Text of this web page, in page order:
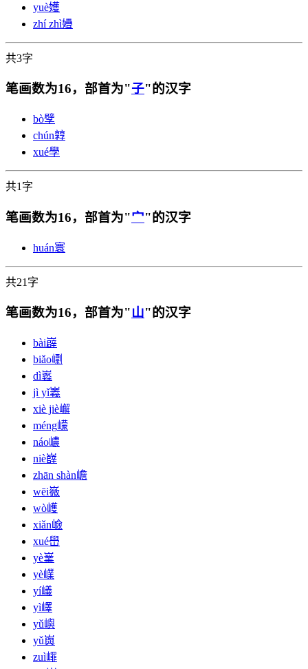
yuè嬳
zhí zhì㜼
共3字
笔画数为16，部首为"子"的汉字
bò孹
chún㝇
xué學
共1字
笔画数为16，部首为"宀"的汉字
huán寰
共21字
笔画数为16，部首为"山"的汉字
bài㠔
biǎo㠒
dì嶳
jì yǐ㠖
xiè jiè嶰
méng㠓
náo嶩
niè嶭
zhān shàn嶦
wēi嶶
wò㠛
xiǎn嶮
xué嶨
yè嶪
yè嶫
yí嶬
yì嶧
yǔ嶼
yǔ㠘
zuì嶵